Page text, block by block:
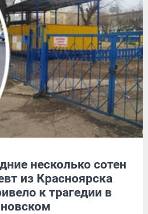
несколько сотен
из Красноярска
к трагедии в